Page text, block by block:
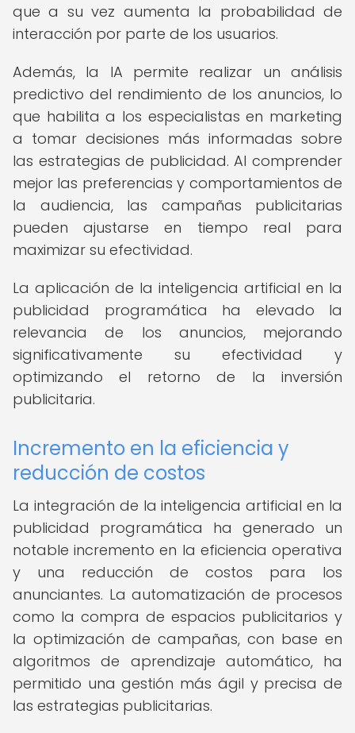
que a su vez aumenta la probabilidad de
interacción por parte de los usuarios.
Además, la IA permite realizar un análisis
predictivo del rendimiento de los anuncios, lo
que habilita a los especialistas en marketing
a tomar decisiones más informadas sobre
las estrategias de publicidad. Al comprender
mejor las preferencias y comportamientos de
la audiencia, las campañas publicitarias
pueden ajustarse en tiempo real para
maximizar su efectividad.
La aplicación de la inteligencia artificial en la
publicidad programática ha elevado la
relevancia de los anuncios, mejorando
significativamente su efectividad y
optimizando el retorno de la inversión
publicitaria.
Incremento en la eficiencia y
reducción de costos
La integración de la inteligencia artificial en la
publicidad programática ha generado un
notable incremento en la eficiencia operativa
y una reducción de costos para los
anunciantes. La automatización de procesos
como la compra de espacios publicitarios y
la optimización de campañas, con base en
algoritmos de aprendizaje automático, ha
permitido una gestión más ágil y precisa de
las estrategias publicitarias.